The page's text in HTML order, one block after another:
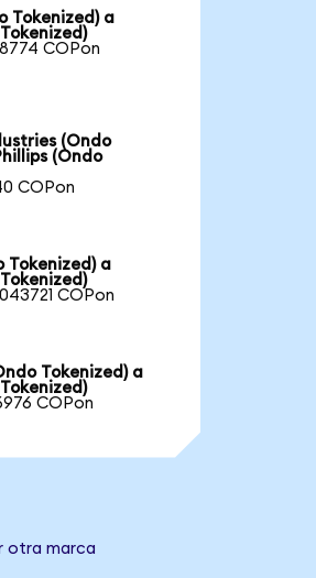
Tokenized) a
COPon
(Ondo
(Ondo
COPon
Tokenized) a
COPon
Tokenized) a
COPon
otra marca